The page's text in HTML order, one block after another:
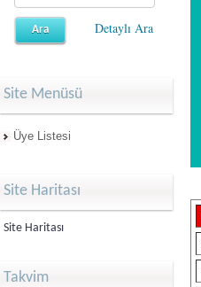
Detaylı Ara
Site Menüsü
Üye Listesi
Site Haritası
Site Haritası
Takvim